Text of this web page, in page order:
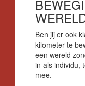
Ben jij er ook
kilometer te
een wereld
in als individu,
mee.